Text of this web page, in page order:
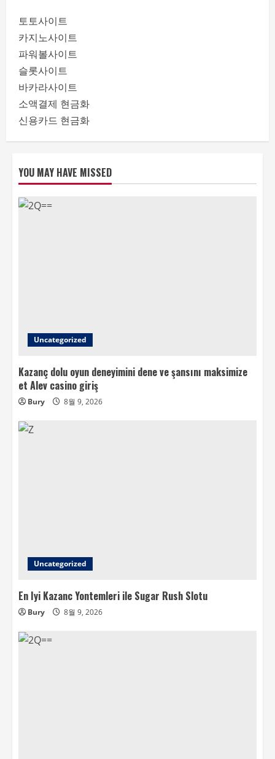
토토사이트
카지노사이트
파워볼사이트
슬롯사이트
바카라사이트
소액결제 현금화
신용카드 현금화
YOU MAY HAVE MISSED
Uncategorized
Kazanç dolu oyun deneyimini dene ve şansını maksimize
et Alev casino giriş
Bury 8월 9, 2026
Uncategorized
En Iyi Kazanc Yontemleri ile Sugar Rush Slotu
Bury 8월 9, 2026